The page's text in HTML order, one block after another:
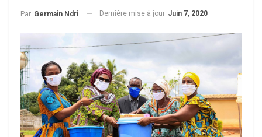
Par Germain Ndri Dernière mise à jour Juin 7, 2020